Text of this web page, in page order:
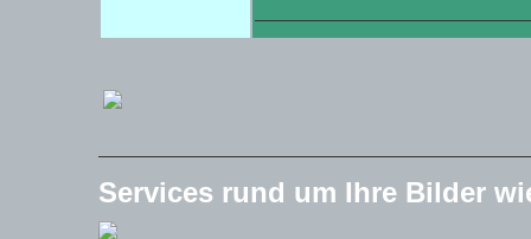
Services rund um Ihre Bilder